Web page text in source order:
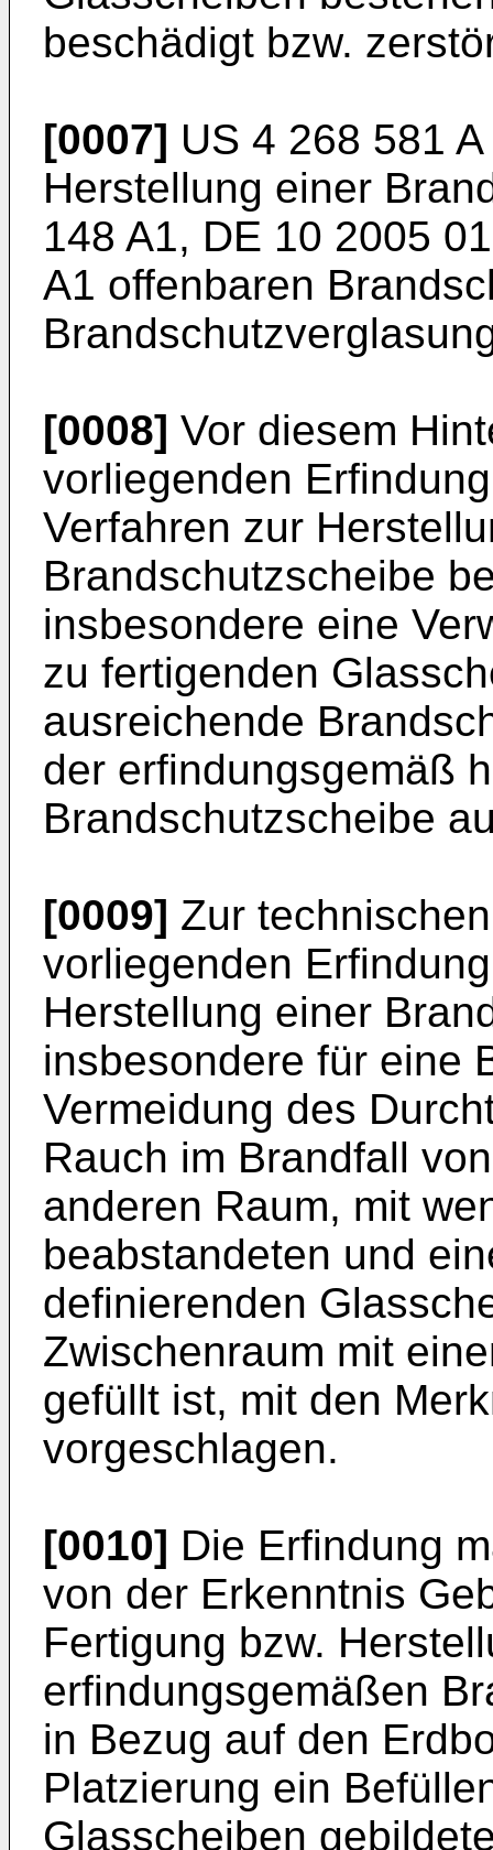
beschädigt bzw.
[0007] US 4 268 581 A
Herstellung einer
148 A1, DE 10 2005
A1 offenbaren
[0008] Vor diesem
vorliegenden
Verfahren zur
Brandschutzscheibe
insbesondere eine
zu fertigenden
ausreichende
der erfindungsgemäß
Brandschutzscheibe
[0009] Zur
vorliegenden
Herstellung einer
insbesondere für eine
Vermeidung des
Rauch im Brandfall
anderen Raum, mit
beabstandeten und
definierenden
Zwischenraum mit
gefüllt ist, mit den
vorgeschlagen.
[0010] Die Erfindung
von der Erkenntnis
Fertigung bzw.
erfindungsgemäßen
in Bezug auf den
Platzierung ein
Glasscheiben